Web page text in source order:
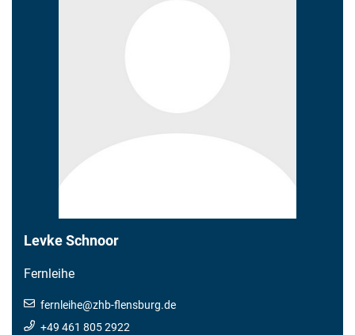
Levke Schnoor
Fernleihe
fernleihe@zhb-flensburg.de
+49 461 805 2922